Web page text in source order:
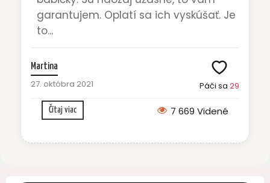
garantujem. Oplatí sa ich vyskúšať. Je
to...
Martina
27. októbra 2021 Páči sa 29
Čítaj viac 7 669 Videné